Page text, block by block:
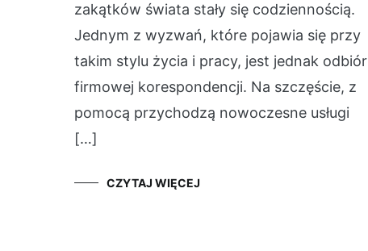
zakątków świata stały się codziennością.
Jednym z wyzwań, które pojawia się przy
takim stylu życia i pracy, jest jednak odbiór
firmowej korespondencji. Na szczęście, z
pomocą przychodzą nowoczesne usługi
[…]
CZYTAJ WIĘCEJ